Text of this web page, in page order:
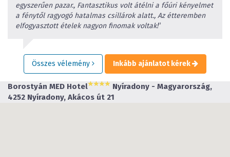
egyszerűen pazar., Fantasztikus volt átélni a főúri kényelmet
a fénytől ragyogó hatalmas csillárok alatt., Az étteremben
elfogyasztott ételek nagyon finomak voltak!”
Összes vélemény Inkább ajánlatot kérek
Borostyán MED Hotel
Nyíradony - Magyarország,
4252 Nyíradony, Akácos út 21